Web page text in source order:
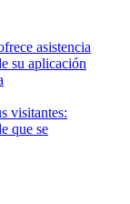
asistencia
su aplicación
visitantes:
que se